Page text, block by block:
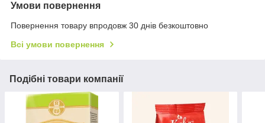
Умови повернення
Повернення товару впродовж 30 днів безкоштовно
Всі умови повернення
Подібні товари компанії